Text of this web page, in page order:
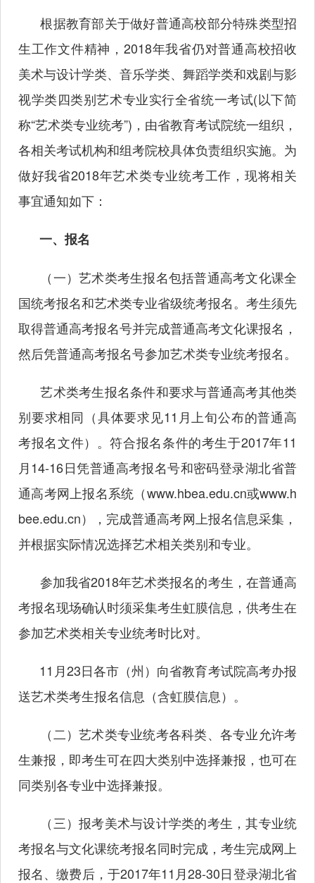
根据教育部关于做好普通高校部分特殊类型招
生工作文件精神，2018年我省仍对普通高校招收
美术与设计学类、音乐学类、舞蹈学类和戏剧与影
视学类四类别艺术专业实行全省统一考试(以下简
称“艺术类专业统考”)，由省教育考试院统一组织，
各相关考试机构和组考院校具体负责组织实施。为
做好我省2018年艺术类专业统考工作，现将相关
事宜通知如下：
一、报名
（一）艺术类考生报名包括普通高考文化课全
国统考报名和艺术类专业省级统考报名。考生须先
取得普通高考报名号并完成普通高考文化课报名，
然后凭普通高考报名号参加艺术类专业统考报名。
艺术类考生报名条件和要求与普通高考其他类
别要求相同（具体要求见11月上旬公布的普通高
考报名文件）。符合报名条件的考生于2017年11
月14-16日凭普通高考报名号和密码登录湖北省普
通高考网上报名系统（www.hbea.edu.cn或www.h
bee.edu.cn），完成普通高考网上报名信息采集，
并根据实际情况选择艺术相关类别和专业。
参加我省2018年艺术类报名的考生，在普通高
考报名现场确认时须采集考生虹膜信息，供考生在
参加艺术类相关专业统考时比对。
11月23日各市（州）向省教育考试院高考办报
送艺术类考生报名信息（含虹膜信息）。
（二）艺术类专业统考各科类、各专业允许考
生兼报，即考生可在四大类别中选择兼报，也可在
同类别各专业中选择兼报。
（三）报考美术与设计学类的考生，其专业统
考报名与文化课统考报名同时完成，考生完成网上
报名、缴费后，于2017年11月28-30日登录湖北省